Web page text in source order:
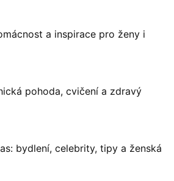
a inspirace pro ženy i
pohoda, cvičení a zdravý
bydlení, celebrity, tipy a ženská